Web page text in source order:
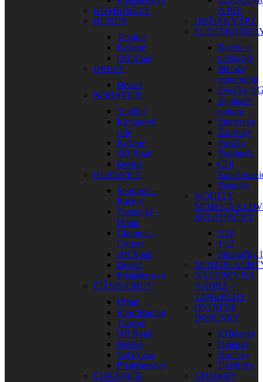
KOMBINÉZY
BUNDY
Textilné
Kožené
Off Road
DRESY
Detské
NOHAVICE
Textilné
Kevlarové
rifle
Kožené
Off Road
Detské
RUKAVICE
Športové –
Racing
Turistické –
Urban
Chopper –
Cruiser
Off Road
Detské
Príslušenstvo
ČIŽMY/OBUV
Urban
Sport/Racing
Touring
Off Road
Detské
Voľný čas
Príslušenstvo
CHRÁNIČE
A INÉ
DRŽIAKY ŠPZ
Batérie a
nabíjačky
Merače
motohodín
Sviečky
Vypínače
motora
Smerovky
Žiarovky
Poistky
Prepínače
CDI
Zásuvky
MODELY
SKLADAČKY
1:18
1:12
Skladačky
NÁLEPKY NA
NÁDRŽ –
TANKPADY
OSTATNÉ
DOPLNKY
Kľúčenky
Nálepky
Hrnčeky
Dáždniky
STOJANY